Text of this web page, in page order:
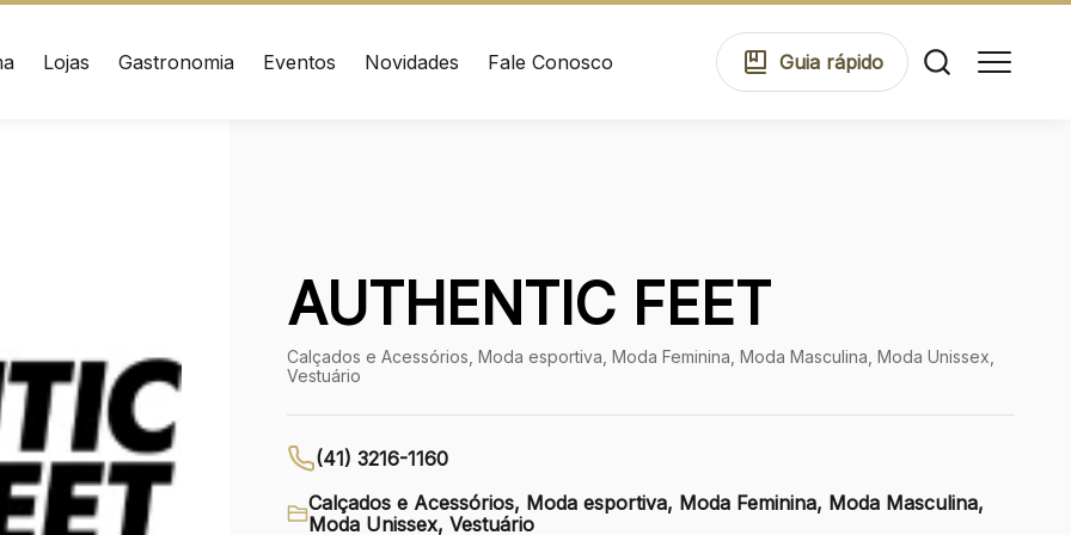
Lojas Gastronomia Eventos Novidades Fale Conosco Guia rápido
Chamar Uber
Mapa Virtual
AUTHENTIC FEET
Calçados e Acessórios, Moda esportiva, Moda Feminina, Moda Masculina, Moda Unissex,
Vestuário
(41) 3216-1160
Calçados e Acessórios, Moda esportiva, Moda Feminina, Moda Masculina,
Moda Unissex, Vestuário